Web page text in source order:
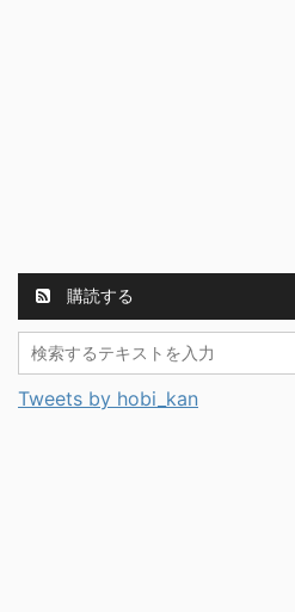
購読する
Tweets by hobi_kan